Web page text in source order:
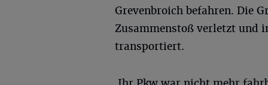
Grevenbroich befahren. Die
Zusammenstoß verletzt und
transportiert.